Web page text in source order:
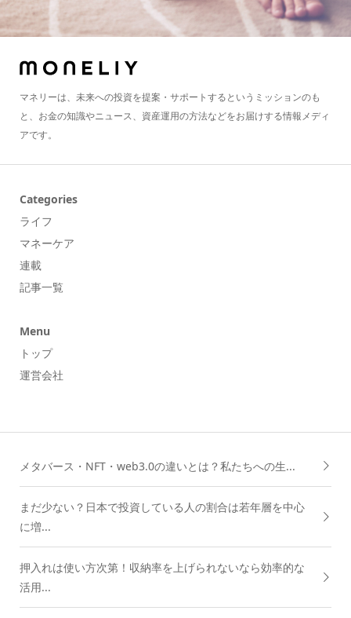
マネリーは、未来への投資を提案・サポートするというミッションのも
と、お金の知識やニュース、資産運用の方法などをお届けする情報メディ
アです。
Categories
ライフ
マネーケア
連載
記事一覧
Menu
トップ
運営会社
メタバース・NFT・web3.0の違いとは？私たちへの生...
まだ少ない？日本で投資している人の割合は若年層を中心
に増...
押入れは使い方次第！収納率を上げられないなら効率的な
活用...